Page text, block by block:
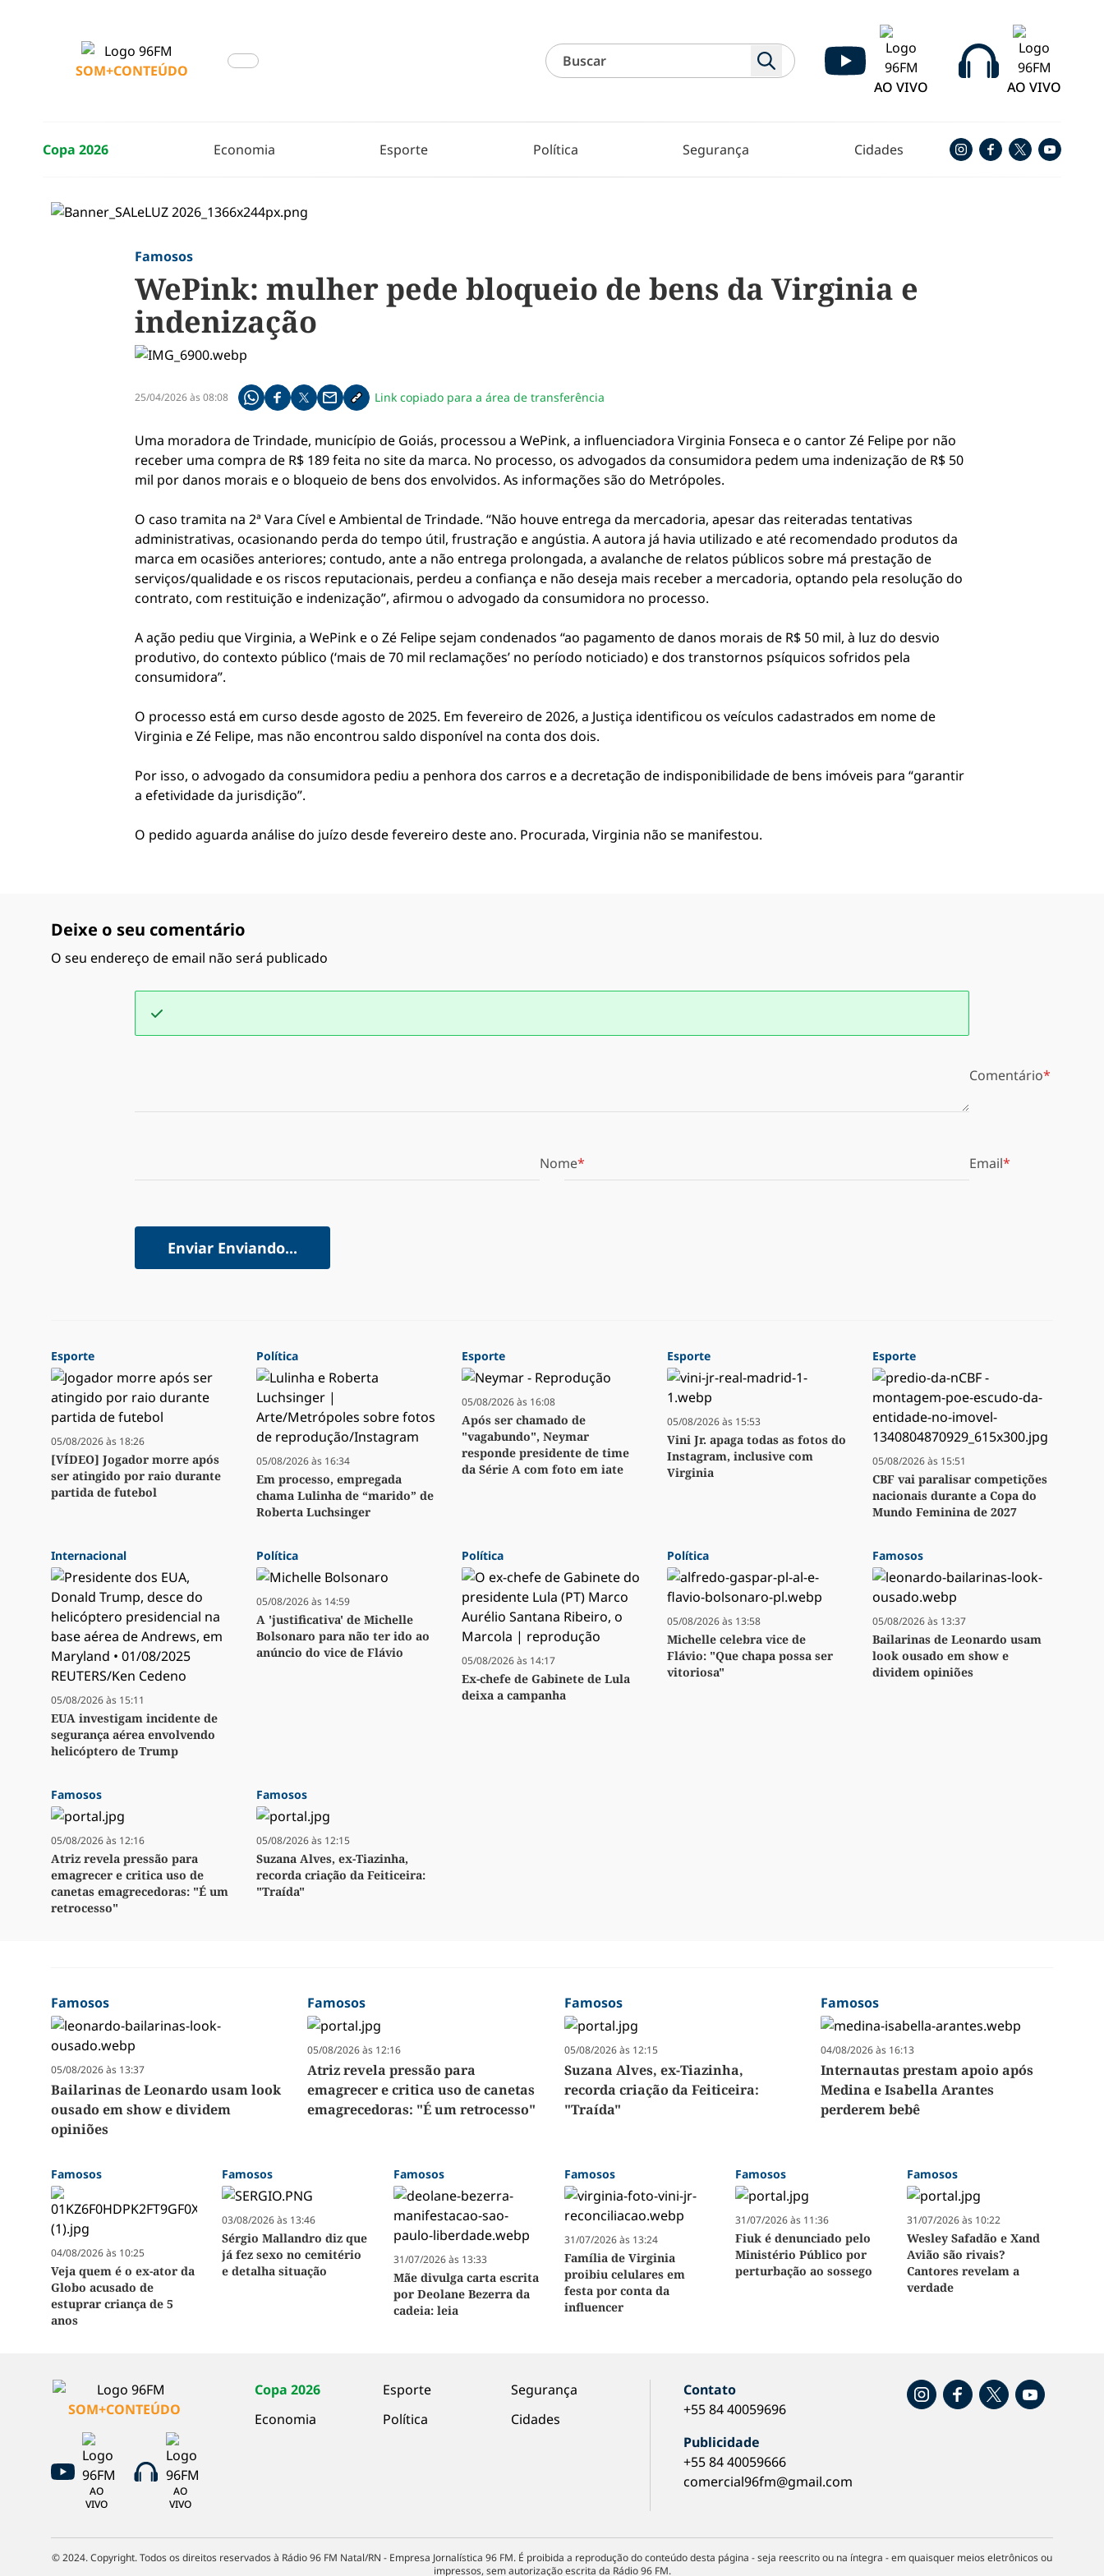
SOM+CONTEÚDO
AO VIVO
AO VIVO
Copa 2026 Economia Esporte Política Segurança Cidades
Famosos
WePink: mulher pede bloqueio de bens da Virginia e
indenização
25/04/2026 às 08:08 Compartilhe pelo whatsapp
Compartilhar no facebook
Compartilhar no twitter
Compartilhe pelo email
Copiar link da notícia
Link copiado para a área de transferência
Uma moradora de Trindade, município de Goiás, processou a WePink, a influenciadora Virginia Fonseca e o cantor Zé Felipe por não
receber uma compra de R$ 189 feita no site da marca. No processo, os advogados da consumidora pedem uma indenização de R$ 50
mil por danos morais e o bloqueio de bens dos envolvidos. As informações são do Metrópoles.
O caso tramita na 2ª Vara Cível e Ambiental de Trindade. “Não houve entrega da mercadoria, apesar das reiteradas tentativas
administrativas, ocasionando perda do tempo útil, frustração e angústia. A autora já havia utilizado e até recomendado produtos da
marca em ocasiões anteriores; contudo, ante a não entrega prolongada, a avalanche de relatos públicos sobre má prestação de
serviços/qualidade e os riscos reputacionais, perdeu a confiança e não deseja mais receber a mercadoria, optando pela resolução do
contrato, com restituição e indenização”, afirmou o advogado da consumidora no processo.
A ação pediu que Virginia, a WePink e o Zé Felipe sejam condenados “ao pagamento de danos morais de R$ 50 mil, à luz do desvio
produtivo, do contexto público (‘mais de 70 mil reclamações’ no período noticiado) e dos transtornos psíquicos sofridos pela
consumidora”.
O processo está em curso desde agosto de 2025. Em fevereiro de 2026, a Justiça identificou os veículos cadastrados em nome de
Virginia e Zé Felipe, mas não encontrou saldo disponível na conta dos dois.
Por isso, o advogado da consumidora pediu a penhora dos carros e a decretação de indisponibilidade de bens imóveis para “garantir
a efetividade da jurisdição”.
O pedido aguarda análise do juízo desde fevereiro deste ano. Procurada, Virginia não se manifestou.
Deixe o seu comentário
O seu endereço de email não será publicado
Comentário
Nome Email
Enviar Enviando...
Esporte
05/08/2026 às 18:26
[VÍDEO] Jogador morre após
ser atingido por raio durante
partida de futebol
Política
05/08/2026 às 16:34
Em processo, empregada
chama Lulinha de “marido” de
Roberta Luchsinger
Esporte
05/08/2026 às 16:08
Após ser chamado de
"vagabundo", Neymar
responde presidente de time
da Série A com foto em iate
Esporte
05/08/2026 às 15:53
Vini Jr. apaga todas as fotos do
Instagram, inclusive com
Virginia
Esporte
05/08/2026 às 15:51
CBF vai paralisar competições
nacionais durante a Copa do
Mundo Feminina de 2027
Internacional
05/08/2026 às 15:11
EUA investigam incidente de
segurança aérea envolvendo
helicóptero de Trump
Política
05/08/2026 às 14:59
A 'justificativa' de Michelle
Bolsonaro para não ter ido ao
anúncio do vice de Flávio
Política
05/08/2026 às 14:17
Ex-chefe de Gabinete de Lula
deixa a campanha
Política
05/08/2026 às 13:58
Michelle celebra vice de
Flávio: "Que chapa possa ser
vitoriosa"
Famosos
05/08/2026 às 13:37
Bailarinas de Leonardo usam
look ousado em show e
dividem opiniões
Famosos
05/08/2026 às 12:16
Atriz revela pressão para
emagrecer e critica uso de
canetas emagrecedoras: "É um
retrocesso"
Famosos
05/08/2026 às 12:15
Suzana Alves, ex-Tiazinha,
recorda criação da Feiticeira:
"Traída"
Famosos
05/08/2026 às 13:37
Bailarinas de Leonardo usam look
ousado em show e dividem
opiniões
Famosos
05/08/2026 às 12:16
Atriz revela pressão para
emagrecer e critica uso de canetas
emagrecedoras: "É um retrocesso"
Famosos
05/08/2026 às 12:15
Suzana Alves, ex-Tiazinha,
recorda criação da Feiticeira:
"Traída"
Famosos
04/08/2026 às 16:13
Internautas prestam apoio após
Medina e Isabella Arantes
perderem bebê
Famosos
04/08/2026 às 10:25
Veja quem é o ex-ator da
Globo acusado de
estuprar criança de 5
anos
Famosos
03/08/2026 às 13:46
Sérgio Mallandro diz que
já fez sexo no cemitério
e detalha situação
Famosos
31/07/2026 às 13:33
Mãe divulga carta escrita
por Deolane Bezerra da
cadeia: leia
Famosos
31/07/2026 às 13:24
Família de Virginia
proibiu celulares em
festa por conta da
influencer
Famosos
31/07/2026 às 11:36
Fiuk é denunciado pelo
Ministério Público por
perturbação ao sossego
Famosos
31/07/2026 às 10:22
Wesley Safadão e Xand
Avião são rivais?
Cantores revelam a
verdade
SOM+CONTEÚDO
AO
VIVO
AO
VIVO
Copa 2026
Economia
Esporte
Política
Segurança
Cidades
Contato
+55 84 40059696
Publicidade
+55 84 40059666
comercial96fm@gmail.com
© 2024. Copyright. Todos os direitos reservados à Rádio 96 FM Natal/RN - Empresa Jornalística 96 FM. É proibida a reprodução do conteúdo desta página - seja reescrito ou na íntegra - em quaisquer meios eletrônicos ou
impressos, sem autorização escrita da Rádio 96 FM.